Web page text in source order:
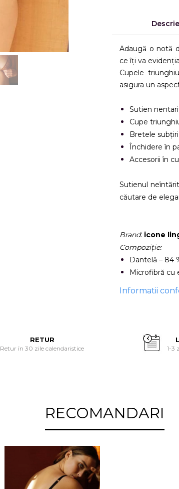
Adaugă o notă
ce îți va
Cupele
asigura un
Sutien
Cupe
Bretele
Închidere în
Accesorii în
Sutienul
căutare de
Brand: icone
Compoziție:
Dantelă – 84
Microfibră cu
Informatii
RETUR
Retur în 30 zile calendaristice 1-3
RECOMANDARI